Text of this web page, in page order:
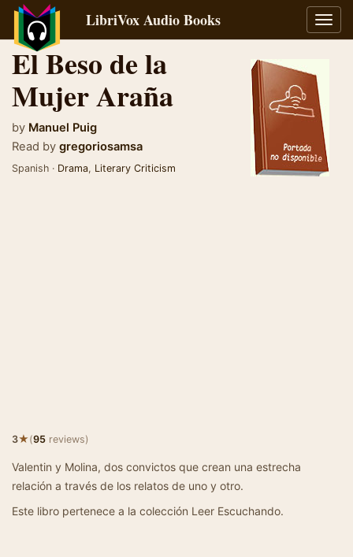
LibriVox Audio Books
El Beso de la
Mujer Araña
by Manuel Puig
Read by gregoriosamsa
Spanish · Drama, Literary Criticism
3★(95 reviews)
Valentin y Molina, dos convictos que crean una estrecha
relación a través de los relatos de uno y otro.
Este libro pertenece a la colección Leer Escuchando.